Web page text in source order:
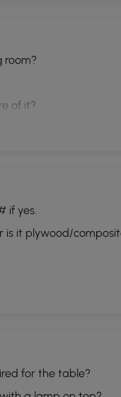
room?
of it?
if yes.
is it plywood/
for the table?